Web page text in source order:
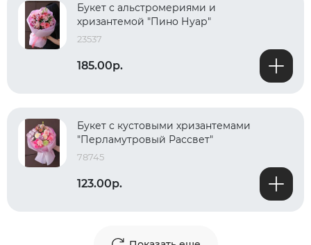
Букет с альстромериями и
хризантемой "Пино Нуар"
23537
185.00р.
Букет с кустовыми хризантемами
"Перламутровый Рассвет"
78745
123.00р.